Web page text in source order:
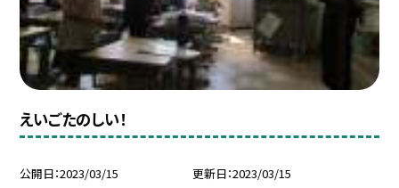
えいごたのしい！
公開日 2023/03/15 更新日 2023/03/15